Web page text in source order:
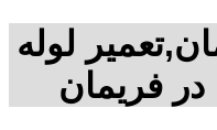
لوله
فریمان